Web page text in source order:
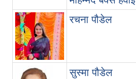
रचना पौडेल
सुस्मा पौडेल